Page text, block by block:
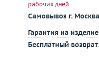
рабочих дней
Самовывоз г.
Гарантия на изделие
Бесплатный